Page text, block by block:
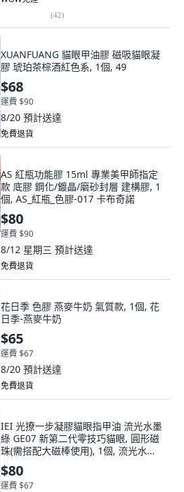
(42)
XUANFUANG 貓眼甲油膠 磁吸貓眼凝
膠 琥珀茶棕酒紅色系, 1個, 49
$68
運費 $90
8/20 預計送達
免費退貨
AS 紅瓶功能膠 15ml 專業美甲師指定
款 底膠 鋼化/鍍晶/磨砂封層 建構膠, 1
個, AS_紅瓶_色膠-017 卡布奇諾
$80
運費 $90
8/12 星期三 預計送達
免費退貨
花日季 色膠 燕麥牛奶 氣質款, 1個, 花
日季-燕麥牛奶
$65
運費 $67
8/20 預計送達
免費退貨
IEI 光撩一步凝膠貓眼指甲油 流光水墨
綠 GE07 新第二代零技巧貓眼, 圓形磁
珠(需搭配大磁棒使用), 1個, 流光水墨
綠, 圓形磁珠
$80
運費 $67